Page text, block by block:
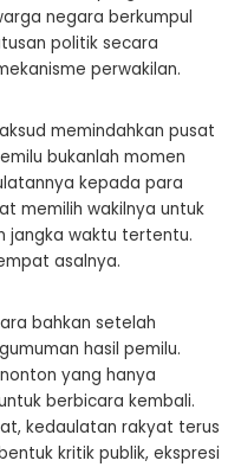
negara berkumpul
politik secara
perwakilan.
memindahkan pusat
bukanlah momen
kepada para
memilih wakilnya untuk
jangka waktu tertentu.
asalnya.
bahkan setelah
hasil pemilu.
yang hanya
berbicara kembali.
kedaulatan rakyat terus
kritik publik, ekspresi